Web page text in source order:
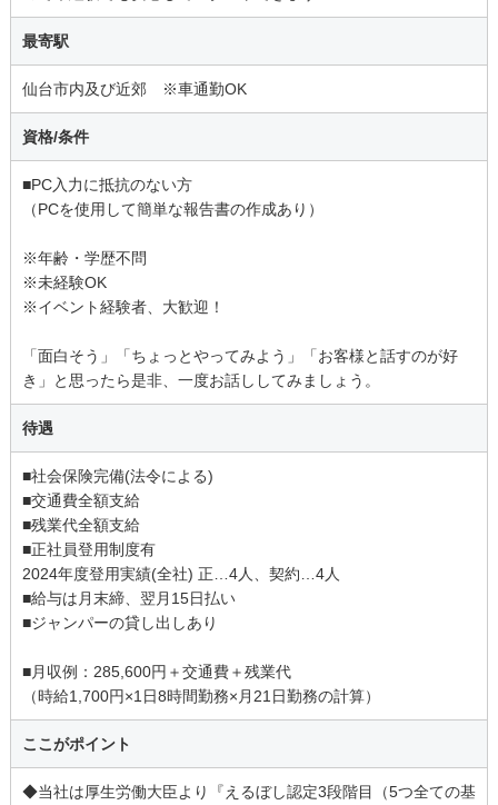
最寄駅
仙台市内及び近郊 ※車通勤OK
資格/条件
■PC入力に抵抗のない方
（PCを使用して簡単な報告書の作成あり）
※年齢・学歴不問
※未経験OK
※イベント経験者、大歓迎！
「面白そう」「ちょっとやってみよう」「お客様と話すのが好
き」と思ったら是非、一度お話ししてみましょう。
待遇
■社会保険完備(法令による)
■交通費全額支給
■残業代全額支給
■正社員登用制度有
2024年度登用実績(全社) 正…4人、契約…4人
■給与は月末締、翌月15日払い
■ジャンパーの貸し出しあり
■月収例：285,600円＋交通費＋残業代
（時給1,700円×1日8時間勤務×月21日勤務の計算）
ここがポイント
◆当社は厚生労働大臣より『えるぼし認定3段階目（5つ全ての基